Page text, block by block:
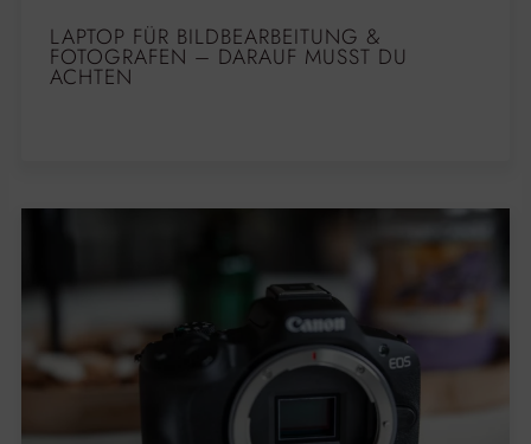
LAPTOP FÜR BILDBEARBEITUNG &
FOTOGRAFEN – DARAUF MUSST DU
ACHTEN